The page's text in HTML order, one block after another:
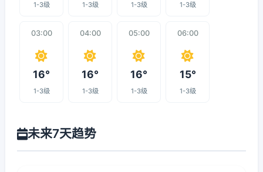
1-3级 1-3级 1-3级 1-3级
03:00
16°
1-3级
04:00
16°
1-3级
05:00
16°
1-3级
06:00
15°
1-3级
未来7天趋势